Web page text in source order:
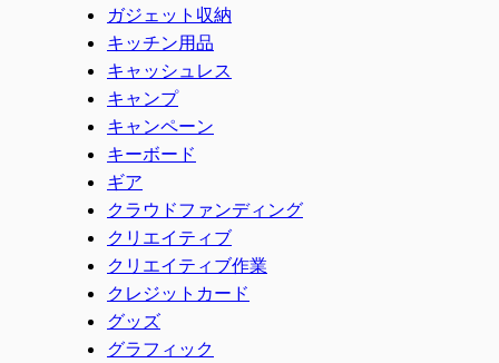
ガジェット収納
キッチン用品
キャッシュレス
キャンプ
キャンペーン
キーボード
ギア
クラウドファンディング
クリエイティブ
クリエイティブ作業
クレジットカード
グッズ
グラフィック